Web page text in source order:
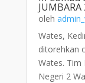
JUMBARA
oleh
Wates,
ditorehkan
Wates. Tim
Negeri 2